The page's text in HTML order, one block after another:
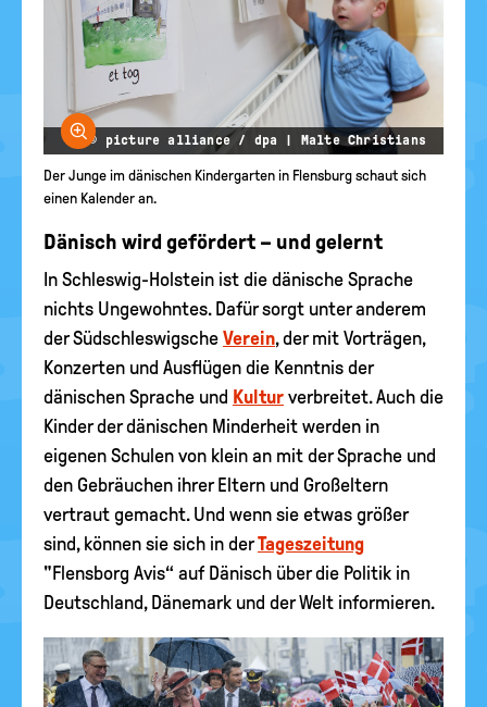
Bild vergrößern
© picture alliance / dpa | Malte Christians
Der Junge im dänischen Kindergarten in Flensburg schaut sich
einen Kalender an.
Dänisch wird gefördert – und gelernt
In Schleswig-Holstein ist die dänische Sprache
nichts Ungewohntes. Dafür sorgt unter anderem
der Südschleswigsche Verein, der mit Vorträgen,
Konzerten und Ausflügen die Kenntnis der
dänischen Sprache und Kultur verbreitet. Auch die
Kinder der dänischen Minderheit werden in
eigenen Schulen von klein an mit der Sprache und
den Gebräuchen ihrer Eltern und Großeltern
vertraut gemacht. Und wenn sie etwas größer
sind, können sie sich in derTageszeitung
"Flensborg Avis“ auf Dänisch über die Politik in
Deutschland, Dänemark und der Welt informieren.